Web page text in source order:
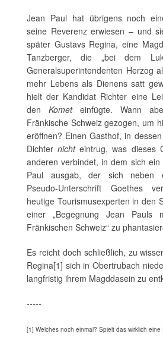
Jean Paul hat übrigens noch
seine Reverenz erwiesen – und
später Gustavs Regina, eine
Tanzberger, die „bei dem
Generalsuperintendenten Herzog
mehr Lebens als Dienens satt
hielt der Kandidat Richter eine
den Komet einfügte. Wann
Fränkische Schweiz gezogen, um
eröffnen? Einen Gasthof, in
Dichternichteintrug, was dieses
anderen verbindet, in dem sich ein
Paul ausgab, der sich neben
Pseudo-Unterschrift Goethes
heutige Tourismusexperten in den
einer „Begegnung Jean
Fränkischen Schweiz“ zu
Es reicht doch schließlich, zu
Regina[1] sich in Obertrubach
langfristig ihrem Magddasein zu
-----
[1] Welches noch einmal? Spielt das wirklich eine